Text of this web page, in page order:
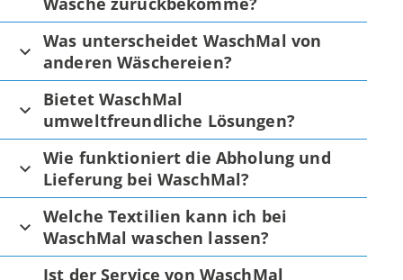
Was unterscheidet WaschMal von
anderen Wäschereien?
Bietet WaschMal
umweltfreundliche Lösungen?
Wie funktioniert die Abholung und
Lieferung bei WaschMal?
Welche Textilien kann ich bei
WaschMal waschen lassen?
Ist der Service von WaschMal